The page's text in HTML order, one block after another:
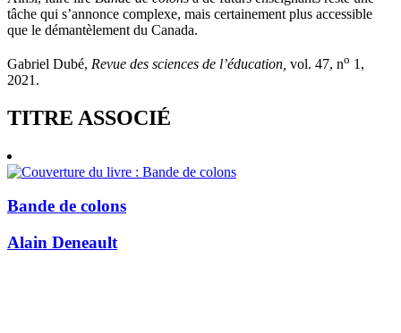
tâche qui s’annonce complexe, mais certainement plus accessible
que le démantèlement du Canada.
Gabriel Dubé, Revue des sciences de l’éducation, vol. 47, no 1,
2021.
TITRE ASSOCIÉ
Bande de colons
Alain Deneault